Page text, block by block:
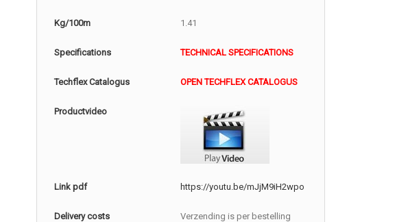
Kg/100m 1.41
Specifications TECHNICAL SPECIFICATIONS
Techflex Catalogus OPEN TECHFLEX CATALOGUS
Productvideo
Link pdf https://youtu.be/mJjM9iH2wpo
Delivery costs
Verzending is per bestelling